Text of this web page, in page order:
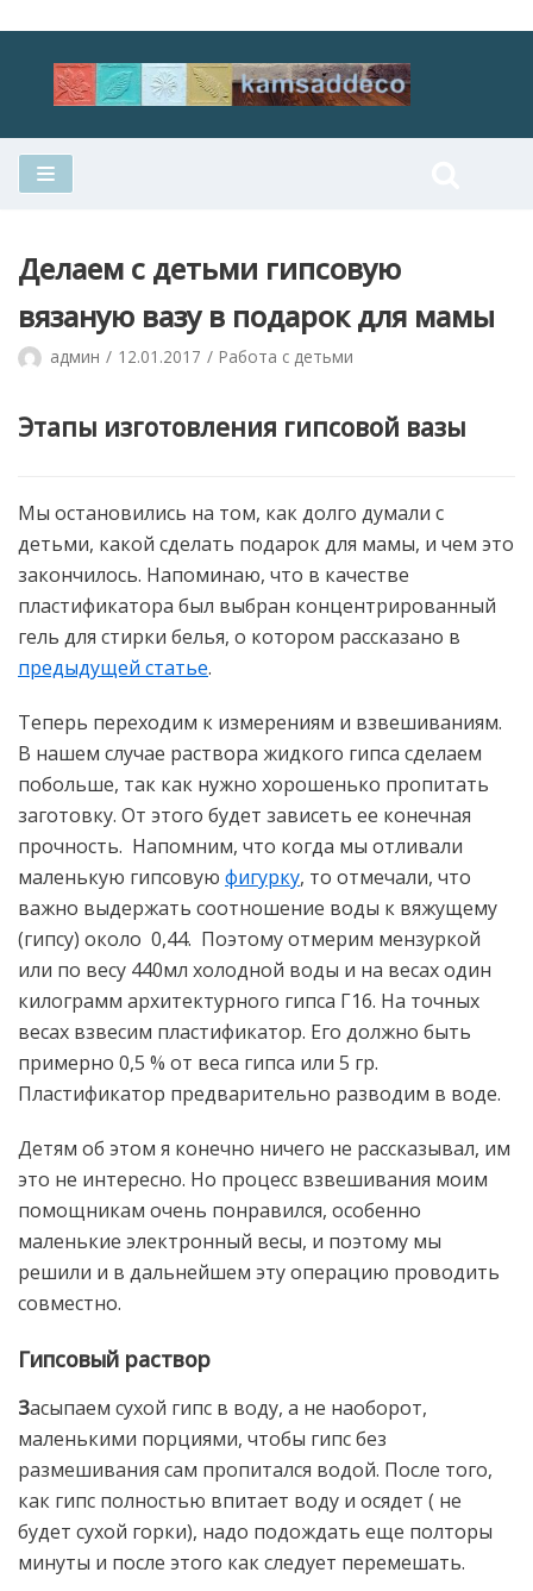
Перейти
Делаем с детьми гипсовую
вязаную вазу в подарок для мамы
админ 12.01.2017 Работа с детьми
Этапы изготовления гипсовой вазы
Мы остановились на том, как долго думали с
детьми, какой сделать подарок для мамы, и чем это
закончилось. Напоминаю, что в качестве
пластификатора был выбран концентрированный
гель для стирки белья, о котором рассказано в
предыдущей статье.
Теперь переходим к измерениям и взвешиваниям.
В нашем случае раствора жидкого гипса сделаем
побольше, так как нужно хорошенько пропитать
заготовку. От этого будет зависеть ее конечная
прочность. Напомним, что когда мы отливали
маленькую гипсовую фигурку, то отмечали, что
важно выдержать соотношение воды к вяжущему
(гипсу) около 0,44. Поэтому отмерим мензуркой
или по весу 440мл холодной воды и на весах один
килограмм архитектурного гипса Г16. На точных
весах взвесим пластификатор. Его должно быть
примерно 0,5 % от веса гипса или 5 гр.
Пластификатор предварительно разводим в воде.
Детям об этом я конечно ничего не рассказывал, им
это не интересно. Но процесс взвешивания моим
помощникам очень понравился, особенно
маленькие электронный весы, и поэтому мы
решили и в дальнейшем эту операцию проводить
совместно.
Гипсовый раствор
Засыпаем сухой гипс в воду, а не наоборот,
маленькими порциями, чтобы гипс без
размешивания сам пропитался водой. После того,
как гипс полностью впитает воду и осядет ( не
будет сухой горки), надо подождать еще полторы
минуты и после этого как следует перемешать.